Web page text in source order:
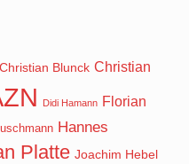
Christian Blunck Christian
Didi Hamann Florian
Hannes
Platte Joachim Hebel